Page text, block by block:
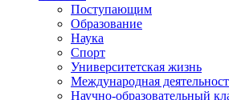
Поступающим
Образование
Наука
Спорт
Университетская жизнь
Международная
Научно-образовательный